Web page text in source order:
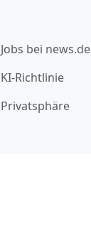
Jobs bei news.de
KI-Richtlinie
Privatsphäre